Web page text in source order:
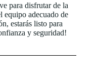
para disfrutar de la
equipo adecuado de
estarás listo para
y seguridad!